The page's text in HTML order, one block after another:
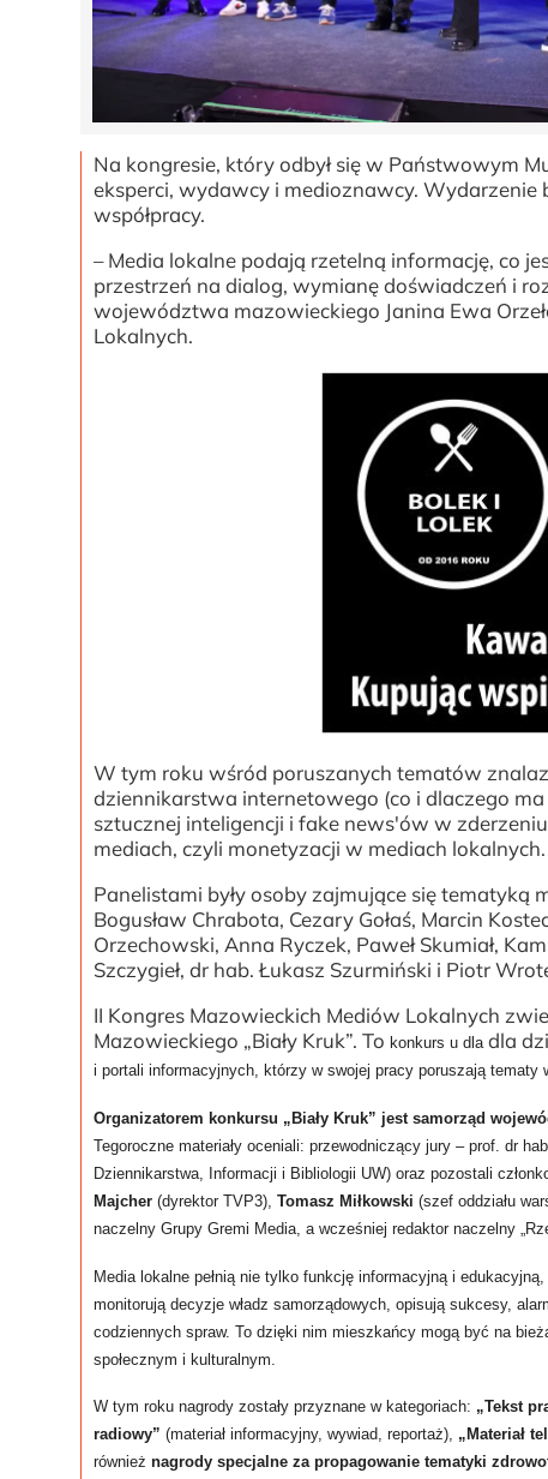
Na kongresie, który odbył się w Państwowym
eksperci, wydawcy i medioznawcy. Wydarzenie
współpracy.
– Media lokalne podają rzetelną informację, co
przestrzeń na dialog, wymianę doświadczeń i
województwa mazowieckiego Janina Ewa
Lokalnych.
W tym roku wśród poruszanych tematów
dziennikarstwa internetowego (co i dlaczego
sztucznej inteligencji i fake news'ów w
mediach, czyli monetyzacji w mediach lokalnych.
Panelistami były osoby zajmujące się
Bogusław Chrabota, Cezary Gołaś, Marcin
Orzechowski, Anna Ryczek, Paweł Skumiał,
Szczygieł, dr hab. Łukasz Szurmiński i Piotr
II Kongres Mazowieckich Mediów Lokalnych
Mazowieckiego „Biały Kruk”. Tokonkurs u dladla
i portali informacyjnych, którzy w swojej pracy poruszają tematy
Organizatorem konkursu „Biały Kruk” jest samorząd
Tegoroczne materiały oceniali: przewodniczący jury – prof. dr
Dziennikarstwa, Informacji i Bibliologii UW) oraz pozostali
Majcher(dyrektor TVP3),Tomasz Miłkowski (szef oddziału
naczelny Grupy Gremi Media, a wcześniej redaktor naczelny
Media lokalne pełnią nie tylko funkcję informacyjną i
monitorują decyzje władz samorządowych, opisują sukcesy,
codziennych spraw. To dzięki nim mieszkańcy mogą być na
społecznym i kulturalnym.
W tym roku nagrody zostały przyznane w kategoriach: „Tekst
radiowy”(materiał informacyjny, wywiad, reportaż), „Materiał
równieżnagrody specjalne za propagowanie tematyki